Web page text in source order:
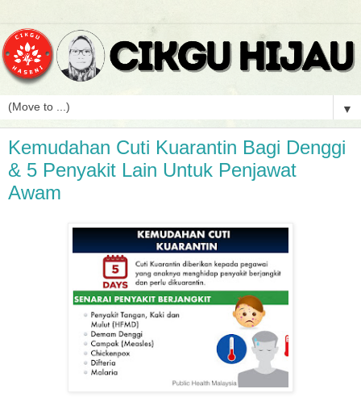
▼
Kemudahan Cuti Kuarantin Bagi Denggi
& 5 Penyakit Lain Untuk Penjawat
Awam